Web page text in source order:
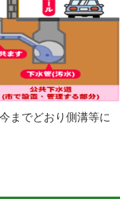
までどおり側溝等に